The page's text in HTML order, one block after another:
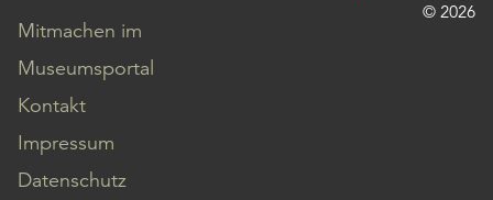
Mitmachen im
Museumsportal
Kontakt
Impressum
Datenschutz
© 2026